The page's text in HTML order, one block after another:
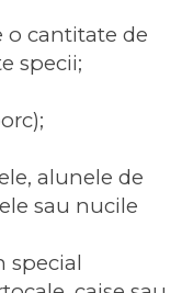
o cantitate de
specii;
alunele de
sau nucile
special